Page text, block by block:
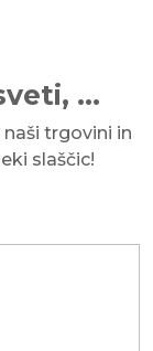
...
trgovini in
slaščic!